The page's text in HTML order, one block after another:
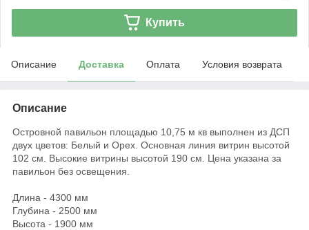
Купить
Описание Доставка Оплата Условия возврата
Описание
Островной павильон площадью 10,75 м кв выполнен из ДСП
двух цветов: Белый и Орех. Основная линия витрин высотой
102 см. Высокие витрины высотой 190 см. Цена указана за
павильон без освещения.
Длина - 4300 мм
Глубина - 2500 мм
Высота - 1900 мм